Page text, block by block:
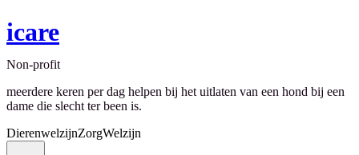
icare
Non-profit
meerdere keren per dag helpen bij het uitlaten van een hond bij een
dame die slecht ter been is.
DierenwelzijnZorgWelzijn